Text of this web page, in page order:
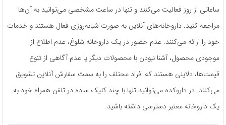
ساعاتی از روز فعالیت می‌کنند و تنها در ساعت مشخصی می‌توانید به آن‌ها
مراجعه کنید. داروخانه‌های آنلاین به صورت شبانه‌روزی فعال هستند و خدمات
خود را ارائه می‌کنند. عدم حضور در یک داروخانه شلوغ، عدم اطلاع از
موجودی محصول، آشنا نبودن با محصولات دیگر یا عدم آگاهی از تنوع
قیمت‌ها، دلایلی هستند که افراد محتلف را به سمت سفارش آنلاین تشویق
می‌کنند. در داروکده می‌توانید تنها با چند کلیک ساده در تلفن همراه خود به
یک داروخانه معتبر دسترسی داشته باشید.